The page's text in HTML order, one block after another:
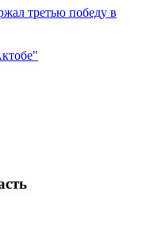
третью победу в